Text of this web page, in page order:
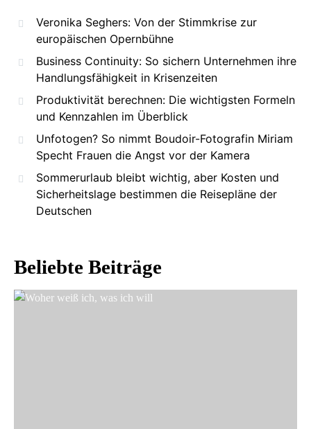
Veronika Seghers: Von der Stimmkrise zur
europäischen Opernbühne
Business Continuity: So sichern Unternehmen ihre
Handlungsfähigkeit in Krisenzeiten
Produktivität berechnen: Die wichtigsten Formeln
und Kennzahlen im Überblick
Unfotogen? So nimmt Boudoir-Fotografin Miriam
Specht Frauen die Angst vor der Kamera
Sommerurlaub bleibt wichtig, aber Kosten und
Sicherheitslage bestimmen die Reisepläne der
Deutschen
Beliebte Beiträge